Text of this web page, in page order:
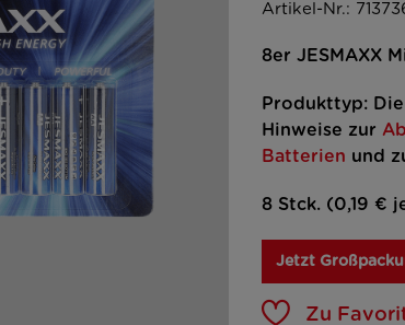
Artikel-Nr.:
8er JESMAXX
Produkttyp:
Hinweise zur
Batterien und
8 Stck. (0,19 €
Jetzt
Zu